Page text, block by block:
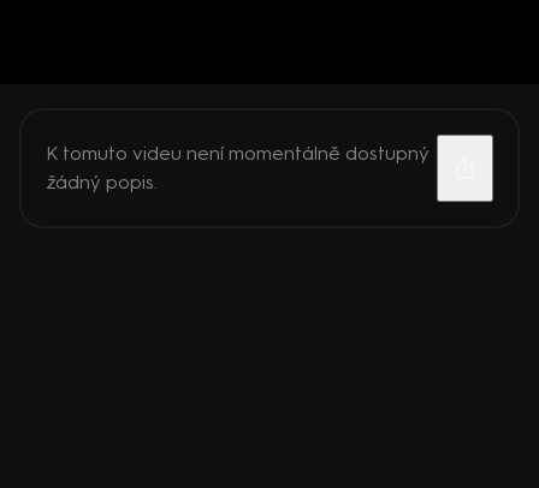
K tomuto videu není momentálně dostupný
žádný popis.